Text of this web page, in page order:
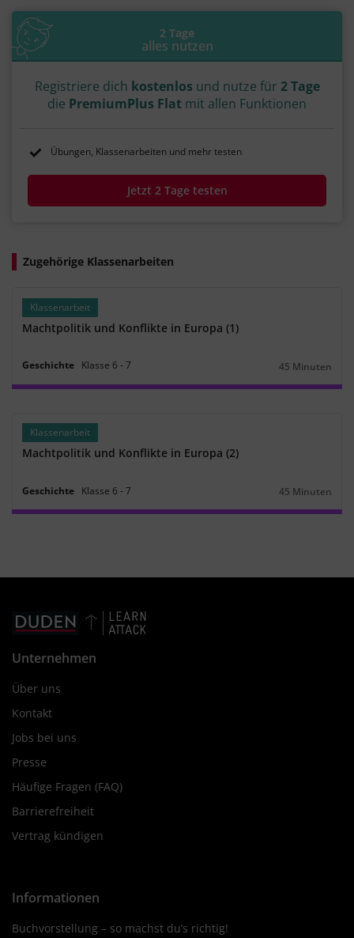
#Grafschaft Edessa
#1095 #1096
#1099
#Pilgerfahrt
#Byzantinisches Reich
#Seldschuken
#Synode von Clermont
#der erste
#Heiden
2 Tage
alles nutzen
Registriere dich kostenlos und nutze für 2 Tage
die PremiumPlus Flat mit allen Funktionen
Übungen, Klassenarbeiten und mehr testen
Jetzt 2 Tage testen
Zugehörige Klassenarbeiten
Klassenarbeit
Machtpolitik und Konflikte in Europa (1)
Geschichte Klasse 6 ‐7
Dauer:
45 Minuten
Klassenarbeit
Machtpolitik und Konflikte in Europa (2)
Geschichte Klasse 6 ‐7
Dauer:
45 Minuten
Unternehmen
Über uns
Kontakt
Jobs bei uns
Presse
Häufige Fragen (FAQ)
Barrierefreiheit
Vertrag kündigen
Informationen
Buchvorstellung – so machst du’s richtig!